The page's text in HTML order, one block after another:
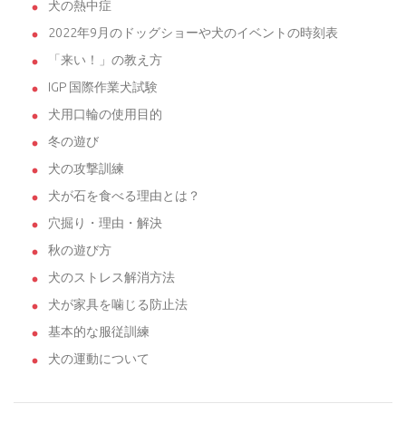
犬の熱中症
2022年9月のドッグショーや犬のイベントの時刻表
「来い！」の教え方
IGP 国際作業犬試験
犬用口輪の使用目的
冬の遊び
犬の攻撃訓練
犬が石を食べる理由とは？
穴掘り・理由・解決
秋の遊び方
犬のストレス解消方法
犬が家具を噛じる防止法
基本的な服従訓練
犬の運動について